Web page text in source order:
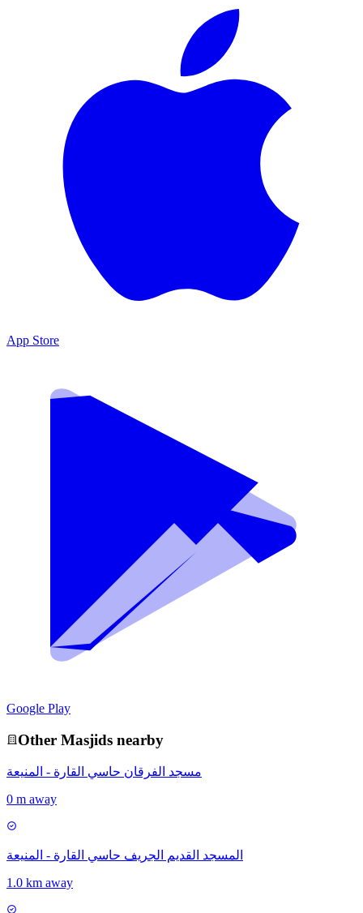
App Store
Google Play
Other Masjids nearby
مسجد الفرقان حاسي القارة - المنيعة
0 m away
المسجد القديم الجريف حاسي القارة - المنيعة
1.0 km away